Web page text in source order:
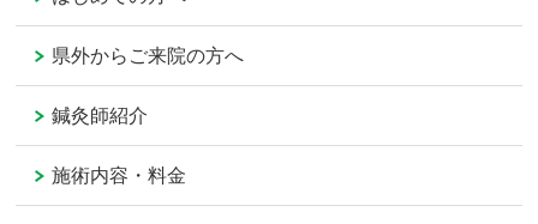
県外からご来院の方へ
鍼灸師紹介
施術内容・料金